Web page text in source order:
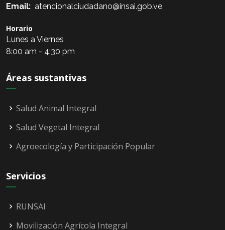
Email: atencionalciudadano@insai.gob.ve
Horario
Lunes a Viernes
8:00 am - 4:30 pm
Áreas sustantivas
Salud Animal Integral
Salud Vegetal Integral
Agroecología y Participación Popular
Servicios
RUNSAI
Movilización Agrícola Integral